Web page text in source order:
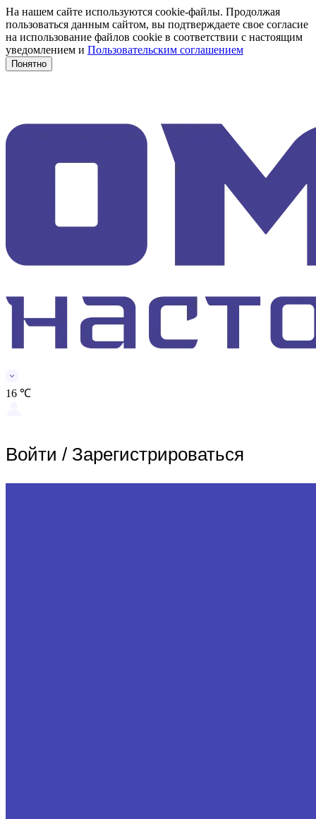
На нашем сайте используются cookie-файлы. Продолжая
пользоваться данным сайтом, вы подтверждаете свое согласие
на использование файлов cookie в соответствии с настоящим
уведомлением и Пользовательским соглашением
Понятно
16 ℃
Войти / Зарегистрироваться